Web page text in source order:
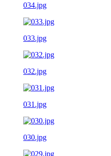
034.jpg
033.jpg
032.jpg
031.jpg
030.jpg